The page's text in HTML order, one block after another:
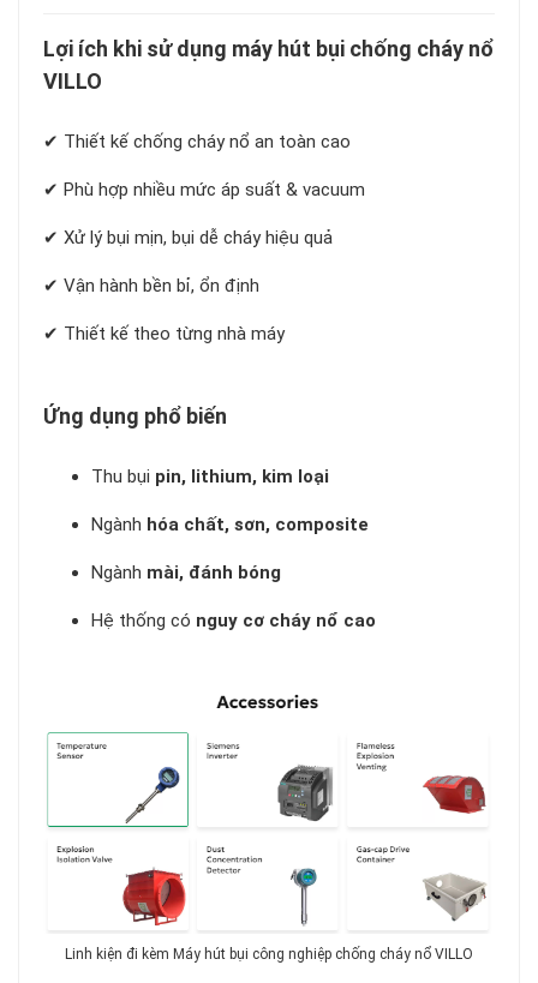
Lợi ích khi sử dụng máy hút bụi chống cháy nổ
VILLO
✔ Thiết kế chống cháy nổ an toàn cao
✔ Phù hợp nhiều mức áp suất & vacuum
✔ Xử lý bụi mịn, bụi dễ cháy hiệu quả
✔ Vận hành bền bỉ, ổn định
✔ Thiết kế theo từng nhà máy
Ứng dụng phổ biến
Thu bụi pin, lithium, kim loại
Ngành hóa chất, sơn, composite
Ngành mài, đánh bóng
Hệ thống có nguy cơ cháy nổ cao
Linh kiện đi kèm Máy hút bụi công nghiệp chống cháy nổ VILLO